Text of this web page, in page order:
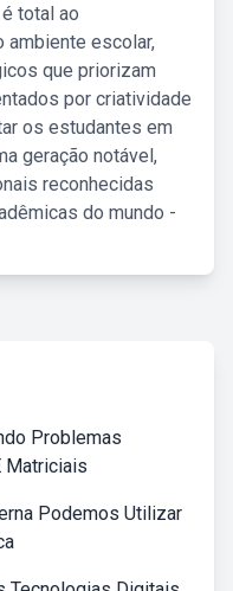
total ao
ambiente escolar,
que priorizam
por criatividade
os estudantes em
geração notável,
reconhecidas
do mundo -
Problemas
Matriciais
Podemos Utilizar